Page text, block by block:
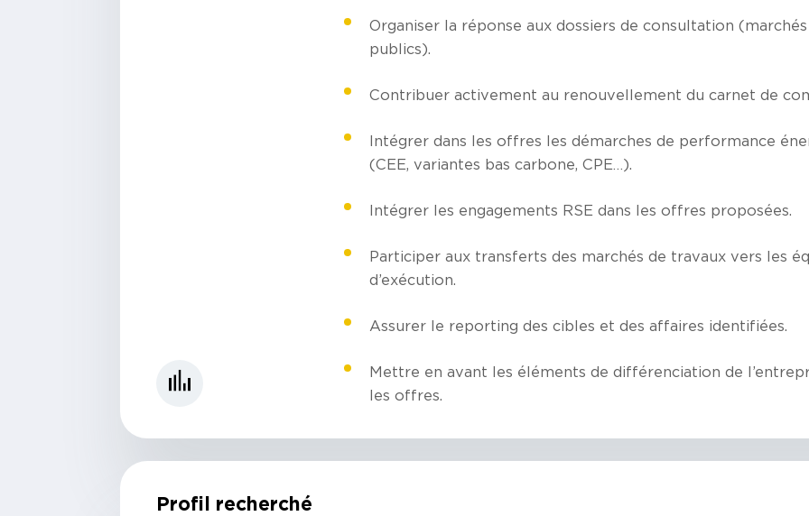
Organiser la réponse aux dossiers de consultation
publics).
Contribuer activement au renouvellement du carnet de
Intégrer dans les offres les démarches de performance
(CEE, variantes bas carbone, CPE…).
Intégrer les engagements RSE dans les offres proposées.
Participer aux transferts des marchés de travaux vers les
d’exécution.
Assurer le reporting des cibles et des affaires identifiées.
Mettre en avant les éléments de différenciation de
les offres.
Profil recherché